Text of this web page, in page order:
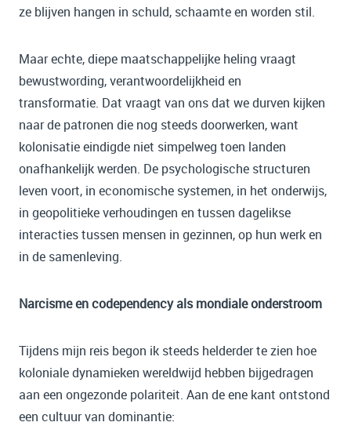
ze blijven hangen in schuld, schaamte en worden stil.
Maar echte, diepe maatschappelijke heling vraagt
bewustwording, verantwoordelijkheid en
transformatie. Dat vraagt van ons dat we durven kijken
naar de patronen die nog steeds doorwerken, want
kolonisatie eindigde niet simpelweg toen landen
onafhankelijk werden. De psychologische structuren
leven voort, in economische systemen, in het onderwijs,
in geopolitieke verhoudingen en tussen dagelikse
interacties tussen mensen in gezinnen, op hun werk en
in de samenleving.
Narcisme en codependency als mondiale onderstroom
Tijdens mijn reis begon ik steeds helderder te zien hoe
koloniale dynamieken wereldwijd hebben bijgedragen
aan een ongezonde polariteit. Aan de ene kant ontstond
een cultuur van dominantie: